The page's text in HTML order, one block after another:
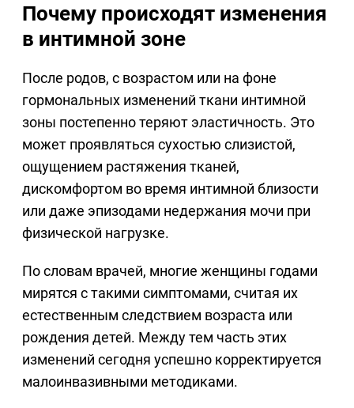
Почему происходят изменения
в интимной зоне
После родов, с возрастом или на фоне
гормональных изменений ткани интимной
зоны постепенно теряют эластичность. Это
может проявляться сухостью слизистой,
ощущением растяжения тканей,
дискомфортом во время интимной близости
или даже эпизодами недержания мочи при
физической нагрузке.
По словам врачей, многие женщины годами
мирятся с такими симптомами, считая их
естественным следствием возраста или
рождения детей. Между тем часть этих
изменений сегодня успешно корректируется
малоинвазивными методиками.